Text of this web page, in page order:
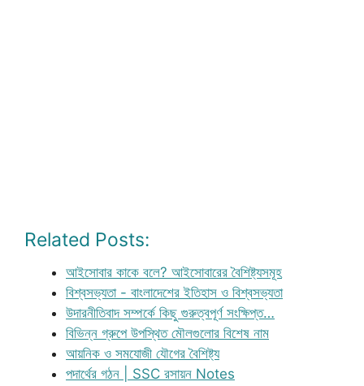
Related Posts:
আইসোবার কাকে বলে? আইসোবারের বৈশিষ্ট্যসমূহ
বিশ্বসভ্যতা - বাংলাদেশের ইতিহাস ও বিশ্বসভ্যতা
উদারনীতিবাদ সম্পর্কে কিছু গুরুত্বপূর্ণ সংক্ষিপ্ত…
বিভিন্ন গ্রুপে উপস্থিত মৌলগুলোর বিশেষ নাম
আয়নিক ও সমযোজী যৌগের বৈশিষ্ট্য
পদার্থের গঠন | SSC রসায়ন Notes